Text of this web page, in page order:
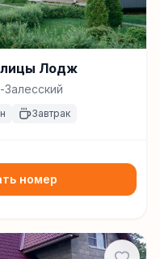
Лодж
Завтрак
номер